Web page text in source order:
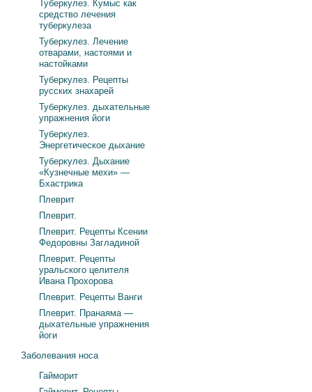
Туберкулез. Кумыс как
средство лечения
туберкулеза
Туберкулез. Лечение
отварами, настоями и
настойками
Туберкулез. Рецепты
русских знахарей
Туберкулез. дыхательные
упражнения йоги
Туберкулез.
Энергетическое дыхание
Туберкулез. Дыхание
«Кузнечные мехи» —
Бхастрика
Плеврит
Плеврит.
Плеврит. Рецепты Ксении
Федоровны Загладиной
Плеврит. Рецепты
уральского целителя
Ивана Прохорова
Плеврит. Рецепты Ванги
Плеврит. Пранаяма —
дыхательные упражнения
йоги
Заболевания носа
Гайморит